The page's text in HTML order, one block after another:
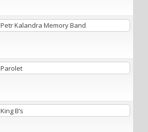
Petr Kalandra Memory Band
Parolet
King B’s